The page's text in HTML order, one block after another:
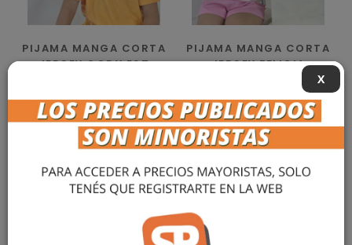
PIJAMA MANGA CORTA
JERSEY CODY EST
$ 29.000,02
más info »
PIJAMA MANGA CORTA
JERSEY FELICIA
$ 23.999,99
más info »
X